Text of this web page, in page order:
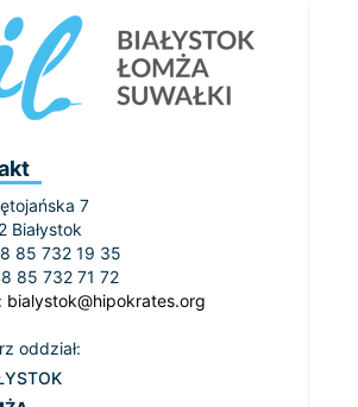
7
Białystok
85 732 19 35
85 732 71 72
bialystok@hipokrates.org
oddział: